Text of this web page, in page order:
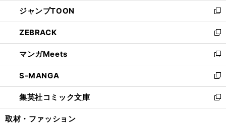
く
で
開
く
ド
ウ
で
開
く
ィ
ン
ド
ウ
で
開
く
し
い
ウ
ィ
ン
ド
ウ
で
開
く
ジャンプTOON
新
し
い
ウ
ィ
ン
ド
ウ
で
開
ZEBRACK
新
し
い
ウ
ィ
ン
ド
ウ
マンガMeets
新
し
い
ウ
ィ
ン
S-MANGA
新
し
い
ウ
集英社コミック文庫
新
し
取材・ファッション